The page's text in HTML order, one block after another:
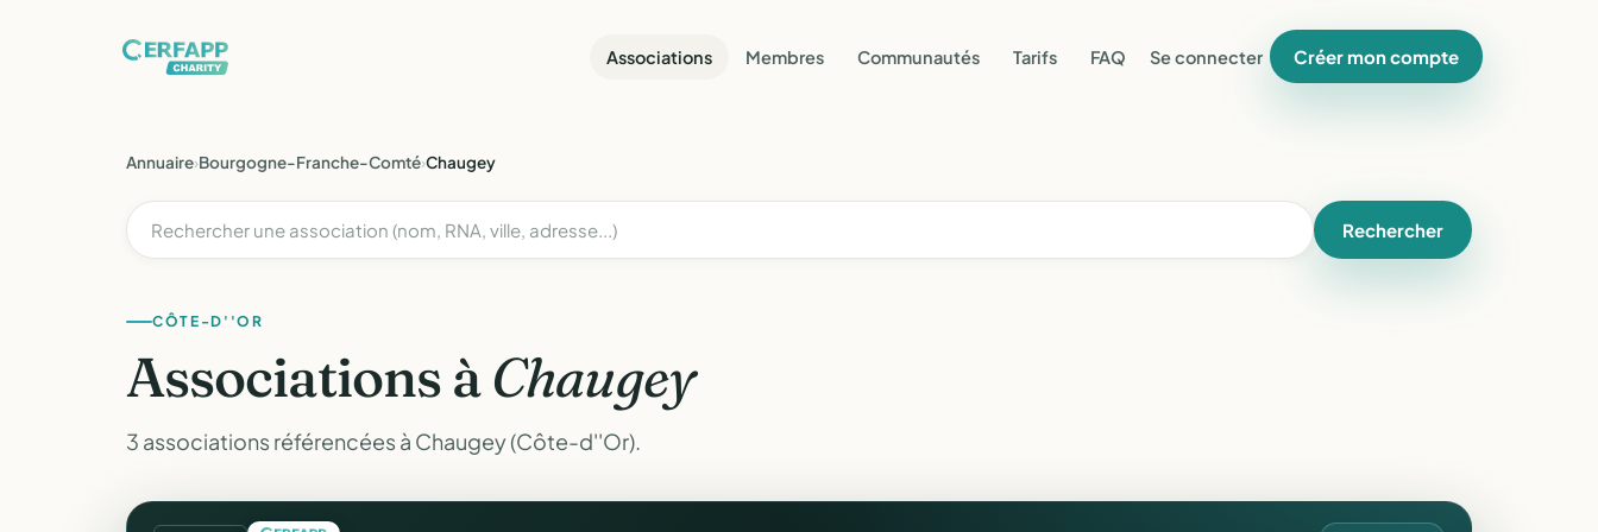
Associations Membres Communautés Tarifs FAQ Se connecter Créer mon compte
Annuaire›Bourgogne-Franche-Comté›Chaugey
Rechercher
CÔTE-D''OR
Associations àChaugey
3 associations référencées à Chaugey (Côte-d''Or).